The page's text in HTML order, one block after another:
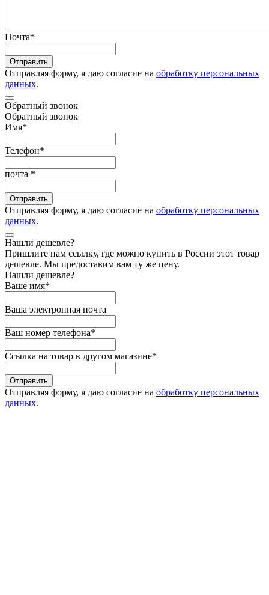
Почта*
Отправить
Отправляя форму, я даю согласие на обработку персональных
данных.
Обратный звонок
Обратный звонок
Имя*
Телефон*
почта *
Отправить
Отправляя форму, я даю согласие на обработку персональных
данных.
Нашли дешевле?
Пришлите нам ссылку, где можно купить в России этот товар
дешевле. Мы предоставим вам ту же цену.
Нашли дешевле?
Ваше имя*
Ваша электронная почта
Ваш номер телефона*
Ссылка на товар в другом магазине*
Отправить
Отправляя форму, я даю согласие на обработку персональных
данных.